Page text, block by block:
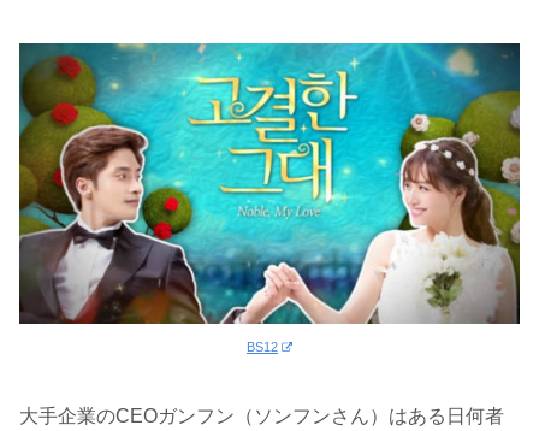
BS12
大手企業のCEOガンフン（ソンフンさん）はある日何者